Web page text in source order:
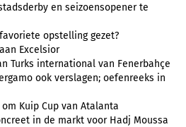
en seizoensopener te
opstelling gezet?
Excelsior
Turks international van Fenerbahçe
ook verslagen; oefenreeks in
Kuip Cup van Atalanta
in de markt voor Hadj Moussa